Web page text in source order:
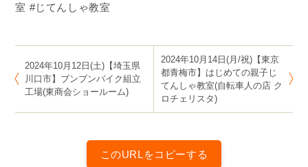
室 #じてんしゃ教室
2024年10月12日(土)【埼玉県
川口市】ブンブンバイク組立
工場(東商会ショールーム)
2024年10月14日(月/祝)【東京
都青梅市】はじめての親子じ
てんしゃ教室(自転車人の店 ク
ロチェリスタ)
このURLをコピーする